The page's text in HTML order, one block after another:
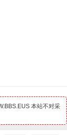
本站不对采